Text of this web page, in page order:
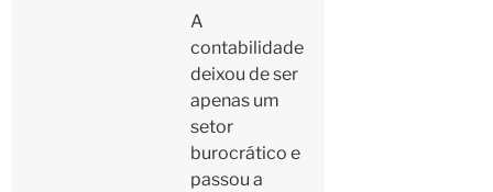
A
contabilidade
deixou de ser
apenas um
setor
burocrático e
passou a